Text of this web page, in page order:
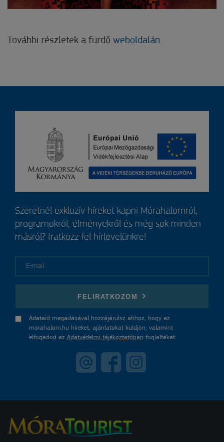
További részletek a fürdő weboldalán.
Szeretnél exkluzív híreket kapni Mórahalomról,
programokról, élményekről és még sok minden
másról? Iratkozz fel hírlevelünkre!
FELIRATKOZOM
Adataid megadásával hozzájárulsz ahhoz, hogy az
morahalom.hu híreket, ajánlatokat küldjön, valamint
elfogadod az Adatvédelmi tájékoztatóban foglaltakat.